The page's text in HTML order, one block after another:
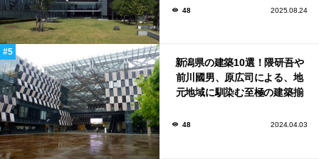
48 2025.08.24
新潟県の建築10選！隈研吾や
前川國男、原広司による、地
元地域に馴染む至極の建築揃
48 2024.04.03